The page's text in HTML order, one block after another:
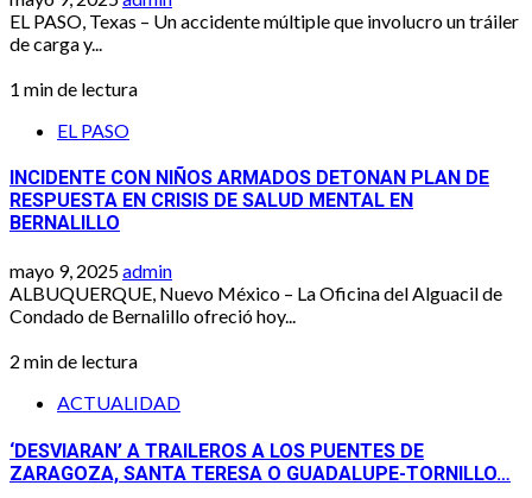
EL PASO, Texas – Un accidente múltiple que involucro un tráiler
de carga y...
1 min de lectura
EL PASO
INCIDENTE CON NIÑOS ARMADOS DETONAN PLAN DE
RESPUESTA EN CRISIS DE SALUD MENTAL EN
BERNALILLO
mayo 9, 2025admin
ALBUQUERQUE, Nuevo México – La Oficina del Alguacil de
Condado de Bernalillo ofreció hoy...
2 min de lectura
ACTUALIDAD
‘DESVIARAN’ A TRAILEROS A LOS PUENTES DE
ZARAGOZA, SANTA TERESA O GUADALUPE-TORNILLO…